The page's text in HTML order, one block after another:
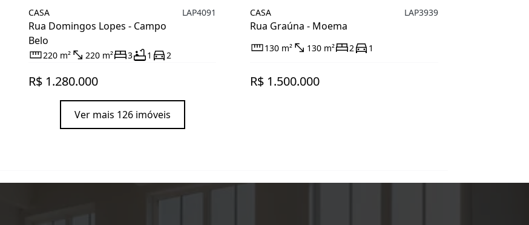
CASA
Rua Domingos Lopes - Campo
Belo
LAP4091
220 m² 220 m² 3 1 2
R$ 1.280.000
CASA
Rua Graúna - Moema
LAP3939
130 m² 130 m² 2 1
R$ 1.500.000
Ver mais 126 imóveis